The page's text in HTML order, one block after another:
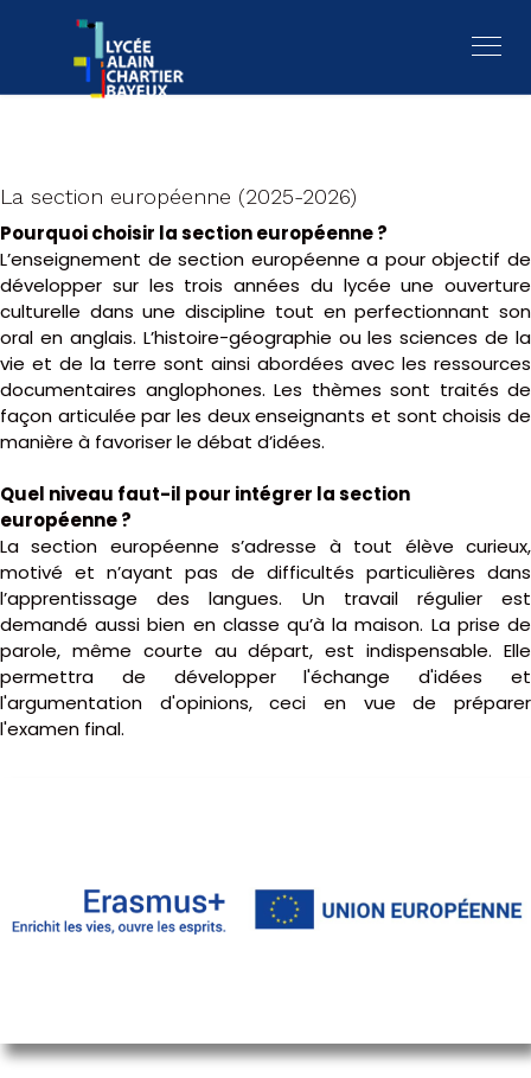
La section européenne (2025-2026)
Pourquoi choisir la section européenne ?
L’enseignement de section européenne a pour objectif de
développer sur les trois années du lycée une ouverture
culturelle dans une discipline tout en perfectionnant son
oral en anglais. L’histoire-géographie ou les sciences de la
vie et de la terre sont ainsi abordées avec les ressources
documentaires anglophones. Les thèmes sont traités de
façon articulée par les deux enseignants et sont choisis de
manière à favoriser le débat d’idées.
Quel niveau faut-il pour intégrer la section
européenne ?
La section européenne s’adresse à tout élève curieux,
motivé et n’ayant pas de difficultés particulières dans
l’apprentissage des langues. Un travail régulier est
demandé aussi bien en classe qu’à la maison. La prise de
parole, même courte au départ, est indispensable. Elle
permettra de développer l'échange d'idées et
l'argumentation d'opinions, ceci en vue de préparer
l'examen final.